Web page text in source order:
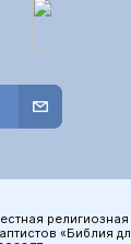
религиозная
«Библия